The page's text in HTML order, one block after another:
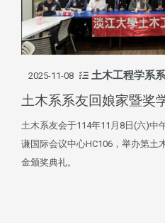
2025-11-08 土木工程学系
土木系系友回娘家暨奖
土木系友会于114年11月8日(六)中
谦国际会议中心HC106，举办第土
金颁奖典礼。